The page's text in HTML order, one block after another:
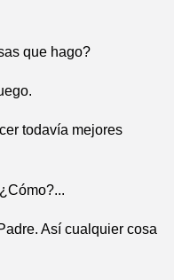
que hago?
todavía mejores
Así cualquier cosa